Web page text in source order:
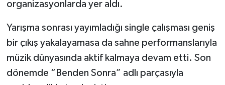
organizasyonlarda yer aldı.
Yarışma sonrası yayımladığı single çalışması geniş
bir çıkış yakalayamasa da sahne performanslarıyla
müzik dünyasında aktif kalmaya devam etti. Son
dönemde “Benden Sonra” adlı parçasıyla